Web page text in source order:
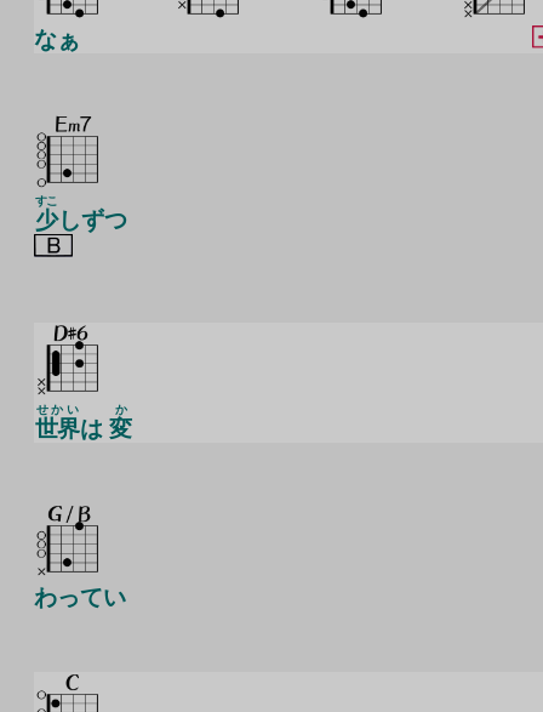
なぁ
少
すこ
しずつ
世界
せかい
は 変
か
わってい